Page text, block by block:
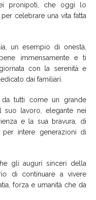
pronipoti, che oggi lo
celebrare una vita fatta
un esempio di onestà,
immensamente e ti
con la serenità e
dai familiari.
da tutti come un grande
suo lavoro, elegante nei
e la sua bravura, di
intere generazioni di
gli auguri sinceri della
di continuare a vivere
forza e umanità che da